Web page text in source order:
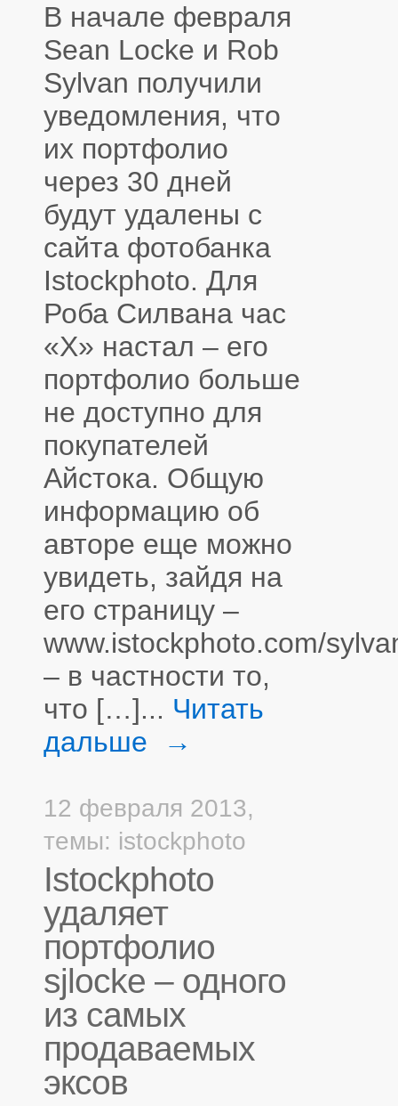
В начале февраля
Sean Locke и Rob
Sylvan получили
уведомления, что
их портфолио
через 30 дней
будут удалены с
сайта фотобанка
Istockphoto. Для
Роба Силвана час
«Х» настал – его
портфолио больше
не доступно для
покупателей
Айстока. Общую
информацию об
авторе еще можно
увидеть, зайдя на
его страницу –
www.istockphoto.com/
– в частности то,
что […]... Читать
дальше →
12 февраля 2013,
темы: istockphoto
Istockphoto
удаляет
портфолио
sjlocke – одного
из самых
продаваемых
эксов